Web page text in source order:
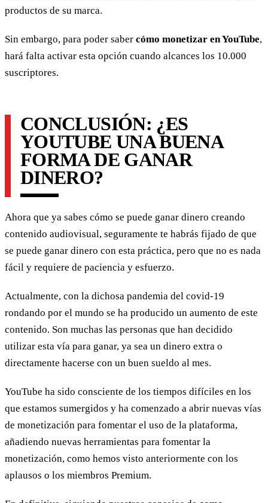
productos de su marca.
Sin embargo, para poder saber cómo monetizar en YouTube,
hará falta activar esta opción cuando alcances los 10.000
suscriptores.
CONCLUSIÓN: ¿ES
YOUTUBE UNA BUENA
FORMA DE GANAR
DINERO?
Ahora que ya sabes cómo se puede ganar dinero creando
contenido audiovisual, seguramente te habrás fijado de que
se puede ganar dinero con esta práctica, pero que no es nada
fácil y requiere de paciencia y esfuerzo.
Actualmente, con la dichosa pandemia del covid-19
rondando por el mundo se ha producido un aumento de este
contenido. Son muchas las personas que han decidido
utilizar esta vía para ganar, ya sea un dinero extra o
directamente hacerse con un buen sueldo al mes.
YouTube ha sido consciente de los tiempos difíciles en los
que estamos sumergidos y ha comenzado a abrir nuevas vías
de monetización para fomentar el uso de la plataforma,
añadiendo nuevas herramientas para fomentar la
monetización, como hemos visto anteriormente con los
aplausos o los miembros Premium.